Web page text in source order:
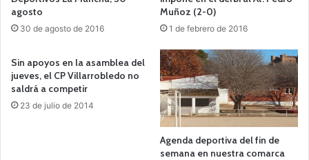
agosto
30 de agosto de 2016
Muñoz (2-0)
1 de febrero de 2016
Sin apoyos en la asamblea del
jueves, el CP Villarrobledo no
saldrá a competir
23 de julio de 2014
Agenda deportiva del fin de
semana en nuestra comarca